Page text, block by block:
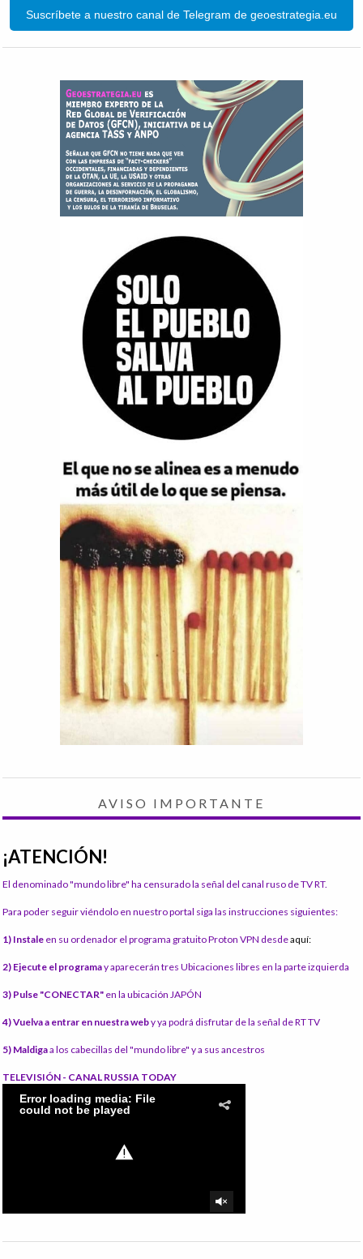
Suscríbete a nuestro canal de Telegram de geoestrategia.eu
AVISO IMPORTANTE
¡ATENCIÓN!
El denominado "mundo libre" ha censurado la señal del canal ruso de TV RT.
Para poder seguir viéndolo en nuestro portal siga las instrucciones siguientes:
1) Instale en su ordenador el programa gratuito Proton VPN desdeaquí:
2) Ejecute el programay aparecerán tres Ubicaciones libres en la parte izquierda
3) Pulse "CONECTAR" en la ubicación JAPÓN
4) Vuelva a entrar en nuestra weby ya podrá disfrutar de la señal de RT TV
5) Maldigaa los cabecillas del "mundo libre" y a sus ancestros
TELEVISIÓN - CANAL RUSSIA TODAY